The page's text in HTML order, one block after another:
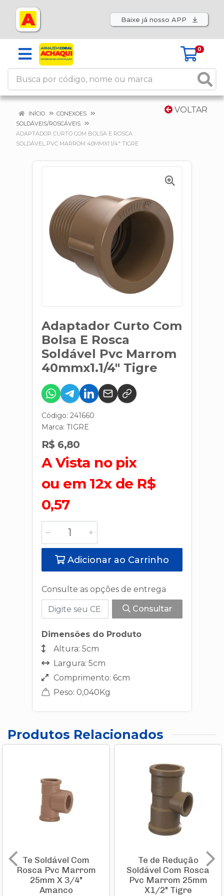
Baixe já nosso APP
0
VOLTAR
INÍCIO
CONEXOES
SOLDÁVEIS/ROSCÁVEIS
ADAPTADOR CURTO COM BOLSA E ROSCA
SOLDÁVEL PVC MARROM 40MMX1.1/4" TIGRE
Adaptador Curto Com
Bolsa E Rosca
Soldável Pvc Marrom
40mmx1.1/4" Tigre
Código: 241660
Marca: TIGRE
R$ 6,80
A Vista no pix
ou em 12x de R$
0,57
Adicionar ao Carrinho
Consulte as opções de entrega
Consultar
Dimensões do Produto
Altura: 5cm
Largura: 5cm
Comprimento: 6cm
Peso: 0,040Kg
Produtos Relacionados
Te Soldável Com
Rosca Pvc Marrom
25mm X 3/4"
Amanco
Te de Redução
Soldável Com Rosca
Pvc Marrom 25mm
X1/2" Tigre